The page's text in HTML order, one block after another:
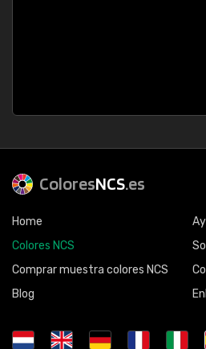
ColoresNCS.es
Home
Colores NCS
Comprar muestra colores NCS
Blog